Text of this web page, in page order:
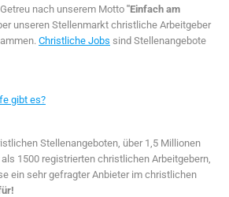
nach unserem Motto "Einfach am
unseren Stellenmarkt christliche Arbeitgeber
Christliche Jobs sind Stellenangebote
gibt es?
Stellenangeboten, über 1,5 Millionen
1500 registrierten christlichen Arbeitgebern,
ein sehr gefragter Anbieter im christlichen